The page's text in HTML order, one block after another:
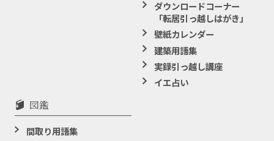
ダウンロードコーナー
「転居引っ越しはがき」
壁紙カレンダー
建築用語集
実録引っ越し講座
イエ占い
図鑑
間取り用語集